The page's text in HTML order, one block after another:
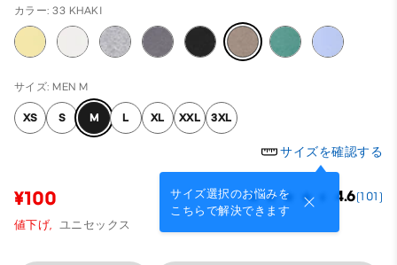
カラー: 33 KHAKI
サイズ: MEN M
XS S M L XL XXL 3XL
サイズを確認する
サイズ選択のお悩みを
こちらで解決できます
¥100 4.6(101)
値下げ, ユニセックス